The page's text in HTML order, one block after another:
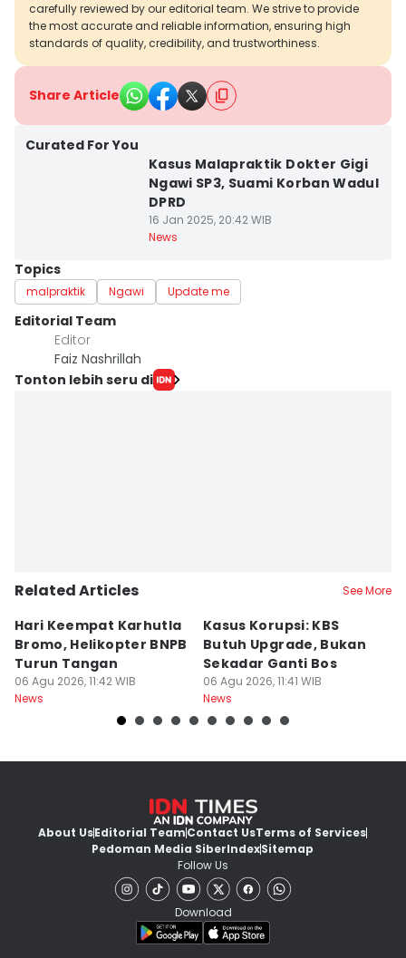
carefully reviewed by our editorial team. We strive to provide
the most accurate and reliable information, ensuring high
standards of quality, credibility, and trustworthiness.
Share Article
Curated For You
Kasus Malapraktik Dokter Gigi
Ngawi SP3, Suami Korban Wadul
DPRD
16 Jan 2025, 20:42 WIB
News
Topics
malpraktik Ngawi Update me
Editorial Team
Editor
Faiz Nashrillah
Tonton lebih seru di
Related Articles See More
Hari Keempat Karhutla
Bromo, Helikopter BNPB
Turun Tangan
06 Agu 2026, 11:42 WIB
News
Kasus Korupsi: KBS
Butuh Upgrade, Bukan
Sekadar Ganti Bos
06 Agu 2026, 11:41 WIB
News
About UsEditorial TeamContact UsTerms of Services
Pedoman Media SiberIndexSitemap
Follow Us
Download